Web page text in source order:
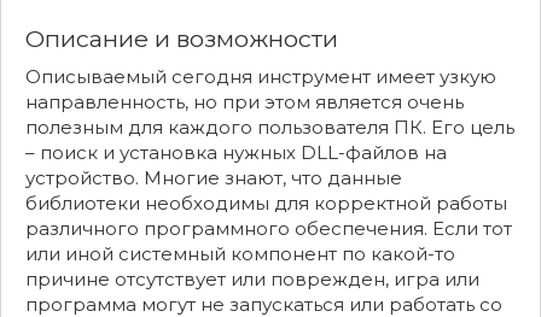
Описание и возможности
Описываемый сегодня инструмент имеет узкую
направленность, но при этом является очень
полезным для каждого пользователя ПК. Его цель
– поиск и установка нужных DLL-файлов на
устройство. Многие знают, что данные
библиотеки необходимы для корректной работы
различного программного обеспечения. Если тот
или иной системный компонент по какой-то
причине отсутствует или поврежден, игра или
программа могут не запускаться или работать со